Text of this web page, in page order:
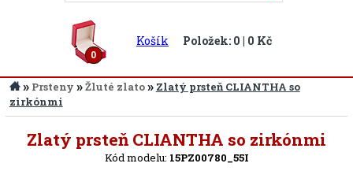
0
Košík Položek: 0 | 0 Kč
» Prsteny »Žluté zlato» Zlatý prsteň CLIANTHA so
zirkónmi
Zlatý prsteň CLIANTHA so zirkónmi
Kód modelu: 15PZ00780_55I
Zpět